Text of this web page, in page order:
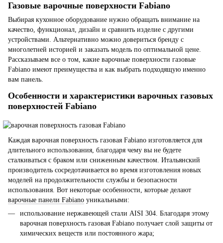
Газовые варочные поверхности Fabiano
Выбирая кухонное оборудование нужно обращать внимание на
качество, функционал, дизайн и сравнить изделие с другими
устройствами. Альтернативно можно довериться бренду с
многолетней историей и заказать модель по оптимальной цене.
Рассказываем все о том, какие варочные поверхности газовые
Fabiano имеют преимущества и как выбрать подходящую именно
вам панель.
Особенности и характеристики варочных газовых
поверхностей Fabiano
Каждая варочная поверхность газовая Fabiano изготовляется для
длительного использования, благодаря чему вы не будете
сталкиваться с браком или сниженным качеством. Итальянский
производитель сосредотачивается во время изготовления новых
моделей на продолжительности службы и безопасности
использования. Вот некоторые особенности, которые делают
варочные панели Fabiano уникальными:
использование нержавеющей стали AISI 304. Благодаря этому
варочная поверхность газовая Fabiano получает слой защиты от
химических веществ или постоянного жара;